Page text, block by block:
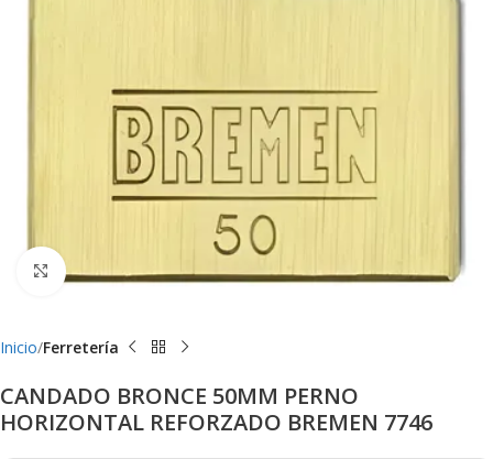
Clic para ampliar
Inicio Ferretería
CANDADO BRONCE 50MM PERNO
HORIZONTAL REFORZADO BREMEN 7746